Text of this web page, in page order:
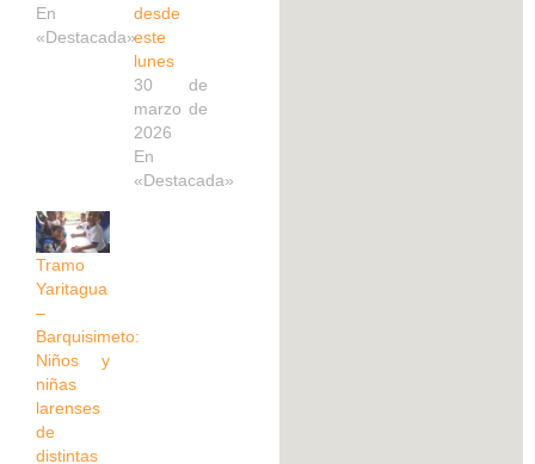
En
«Destacada»
desde
este
lunes
30 de
marzo de
2026
En
«Destacada»
Tramo
Yaritagua
–
Barquisimeto:
Niños y
niñas
larenses
de
distintas